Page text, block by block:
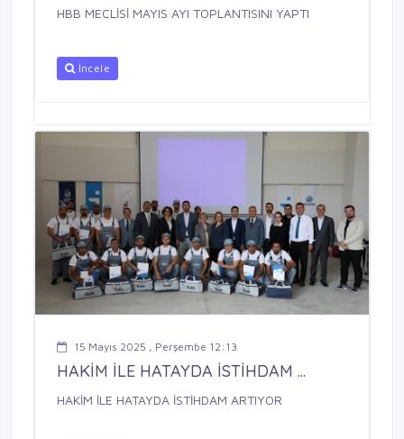
HBB MECLİSİ MAYIS AYI TOPLANTISINI YAPTI
İncele
15 Mayıs 2025 , Perşembe 12:13
HAKİM İLE HATAYDA İSTİHDAM ...
HAKİM İLE HATAYDA İSTİHDAM ARTIYOR